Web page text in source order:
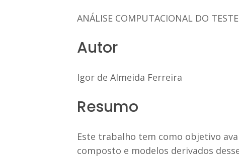
ANÁLISE COMPUTACIONAL DO
Autor
Igor de Almeida Ferreira
Resumo
Este trabalho tem como objetivo
composto e modelos derivados